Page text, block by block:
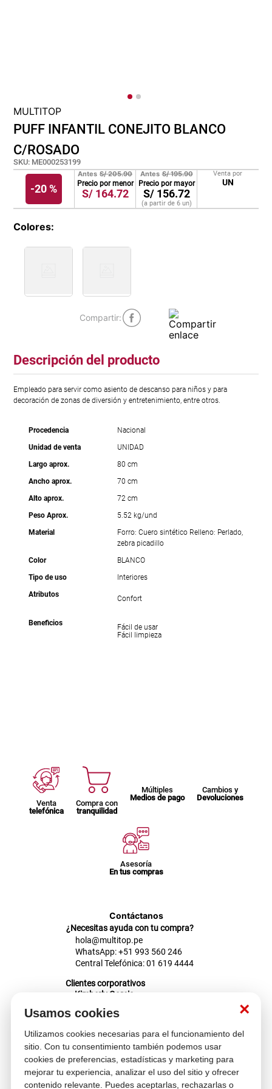
×
Usamos cookies
Utilizamos cookies necesarias para el funcionamiento del
sitio. Con tu consentimiento también podemos usar
cookies de preferencias, estadísticas y marketing para
mejorar tu experiencia, analizar el uso del sitio y ofrecer
contenido relevante. Puedes aceptarlas, rechazarlas o
MULTITOP
PUFF INFANTIL CONEJITO BLANCO
C/ROSADO
SKU: ME000253199
-20 %
Antes S/205.90
Precio por menor
S/ 164.72
Antes S/195.90
Precio por mayor
S/ 156.72
(a partir de 6 un)
Venta por
UN
Colores
Descripción del producto
Empleado para servir como asiento de descanso para niños y para
decoración de zonas de diversión y entretenimiento, entre otros.
Procedencia
Nacional
Unidad de venta
UNIDAD
Largo aprox.
80 cm
Ancho aprox.
70 cm
Alto aprox.
72 cm
Peso Aprox.
5.52 kg/und
Material
Forro: Cuero sintético Relleno: Perlado,
zebra picadillo
Color
BLANCO
Tipo de uso
Interiores
Atributos
Confort
Beneficios
Fácil de usar
Fácil limpieza
Venta
telefónica
Compra con
tranquilidad
Múltiples
Medios de pago
Cambios y
Devoluciones
Asesoría
En tus compras
Contáctanos
¿Necesitas ayuda con tu compra?
hola@multitop.pe
WhatsApp: +51 993 560 246
Central Telefónica: 01 619 4444
Clientes corporativos
Kimberly Garcia
kgarcia@multitop.pe
Tienda física
Av. Iquitos 670 - 699, La Victoria
L-S: 8:00 a.m. - 6:30 p.m.
Feriados: 9:00 a.m. - 5:00 p.m.